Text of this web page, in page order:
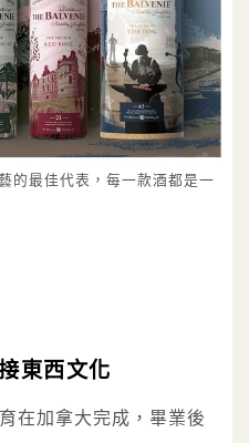
的最佳代表，每一款酒都是一
東西文化
在加拿大完成，畢業後